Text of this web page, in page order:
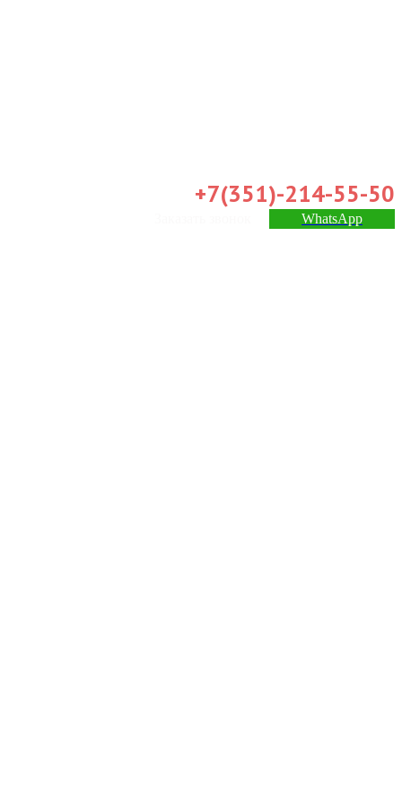
+7(351)-214-55-50
WhatsApp